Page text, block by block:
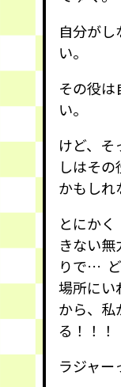
自分が
い。
その役
い。
けど、
しはそ
かもしれ
とにか
きない
りで…
場所に
から、
る！！！
ラジャー